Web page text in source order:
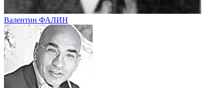
Валентин ФАЛИН